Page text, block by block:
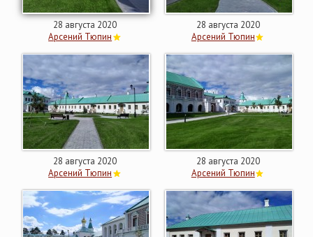
28 августа 2020
Арсений Тюпин
28 августа 2020
Арсений Тюпин
28 августа 2020
Арсений Тюпин
28 августа 2020
Арсений Тюпин